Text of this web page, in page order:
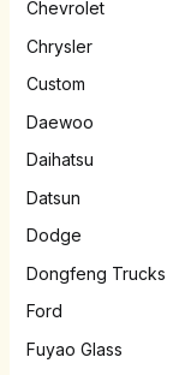
Chevrolet
Chrysler
Custom
Daewoo
Daihatsu
Datsun
Dodge
Dongfeng Trucks
Ford
Fuyao Glass